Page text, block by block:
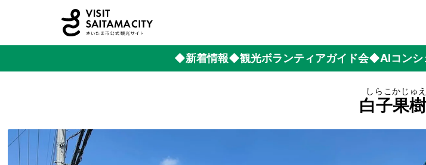
◆新着情報◆観光ボランティアガイド会◆AIコンシ
白子果
しらこかじゅ